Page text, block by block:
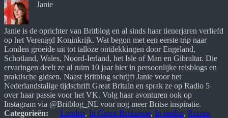
Janie
Janie is de oprichter van Britblog en al sinds haar tienerjaren verliefd
op het Verenigd Koninkrijk. Wat begon met een eerste trip naar
Londen groeide uit tot talloze ontdekkingen door Engeland,
Schotland, Wales, Noord-Ierland, het Isle of Man en Gibraltar. Die
ervaringen deelt ze al ruim 10 jaar hier in persoonlijke reisblogs en
praktische gidsen. Naast Britblog schrijft Janie voor het
Nederlandstalige tijdschrift Great Britain en sprak ze op Radio 5
over haar passie voor het VK. Volg haar avonturen ook op
Instagram via @Britblog_NL voor nog meer Britse inspiratie.
Categorieën:
Londen, In Groot-Brittannië, In steden, Reizen